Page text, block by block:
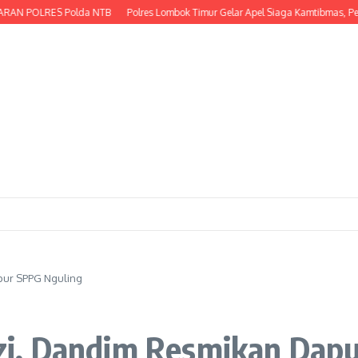
Polda NTB Polres Lombok Timur Gelar Apel Siaga Kamtibmas,
SPPG Nguling
Dandim Resmikan